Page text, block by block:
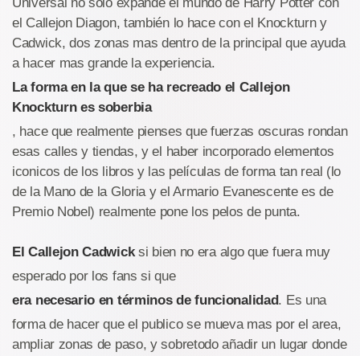
el Callejon Diagon, también lo hace con el Knockturn y
Cadwick, dos zonas mas dentro de la principal que ayuda
a hacer mas grande la experiencia.
La forma en la que se ha recreado el Callejon
Knockturn es soberbia
, hace que realmente pienses que fuerzas oscuras rondan
esas calles y tiendas, y el haber incorporado elementos
iconicos de los libros y las películas de forma tan real (lo
de la Mano de la Gloria y el Armario Evanescente es de
Premio Nobel) realmente pone los pelos de punta.
El Callejon Cadwicksi bien no era algo que fuera muy
esperado por los fans si que
era necesario en términos de funcionalidad. Es una
forma de hacer que el publico se mueva mas por el area,
ampliar zonas de paso, y sobretodo añadir un lugar donde